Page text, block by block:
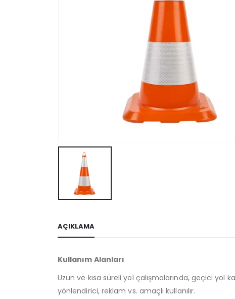
AÇIKLAMA
Kullanım Alanları
Uzun ve kısa süreli yol çalışmalarında, geçici yol
yönlendirici, reklam vs. amaçlı kullanılır.